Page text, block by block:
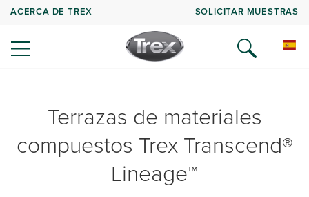
ACERCA DE TREX SOLICITAR MUESTRAS
Terrazas de materiales
compuestos Trex Transcend®
Lineage™